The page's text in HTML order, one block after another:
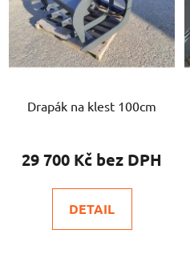
Drapák na klest 100cm
29 700 Kč
DETAIL